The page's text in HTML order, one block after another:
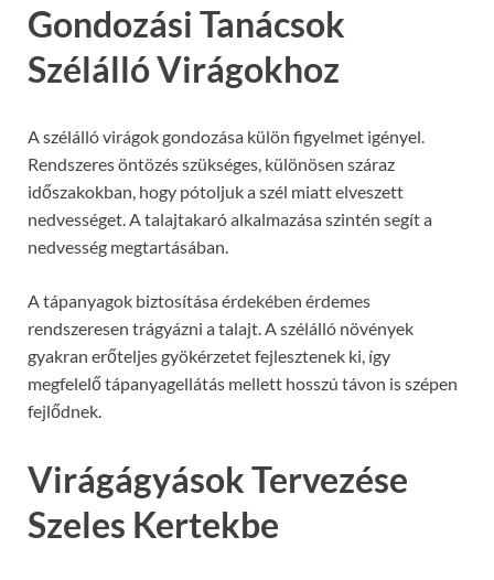
Gondozási Tanácsok
Szélálló Virágokhoz
A szélálló virágok gondozása külön figyelmet igényel.
Rendszeres öntözés szükséges, különösen száraz
időszakokban, hogy pótoljuk a szél miatt elveszett
nedvességet. A talajtakaró alkalmazása szintén segít a
nedvesség megtartásában.
A tápanyagok biztosítása érdekében érdemes
rendszeresen trágyázni a talajt. A szélálló növények
gyakran erőteljes gyökérzetet fejlesztenek ki, így
megfelelő tápanyagellátás mellett hosszú távon is szépen
fejlődnek.
Virágágyások Tervezése
Szeles Kertekbe